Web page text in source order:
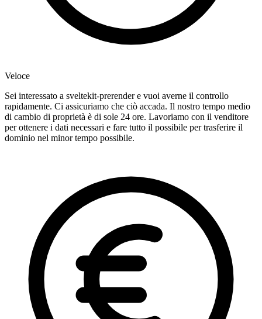
Veloce
Sei interessato a sveltekit-prerender e vuoi averne il controllo
rapidamente. Ci assicuriamo che ciò accada. Il nostro tempo medio
di cambio di proprietà è di sole 24 ore. Lavoriamo con il venditore
per ottenere i dati necessari e fare tutto il possibile per trasferire il
dominio nel minor tempo possibile.